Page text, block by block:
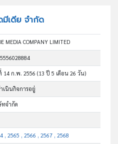
มีเดีย จำกัด
MEDIA COMPANY LIMITED
14 ก.พ. 2556(13 ปี 5 เดือน 26 วัน)
เนินกิจการอยู่
จำกัด
, 2565 , 2566 , 2567 , 2568